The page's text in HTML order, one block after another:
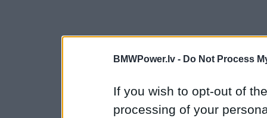
BMWPower.lv - Do Not Process
If you wish to opt-out of
processing of your